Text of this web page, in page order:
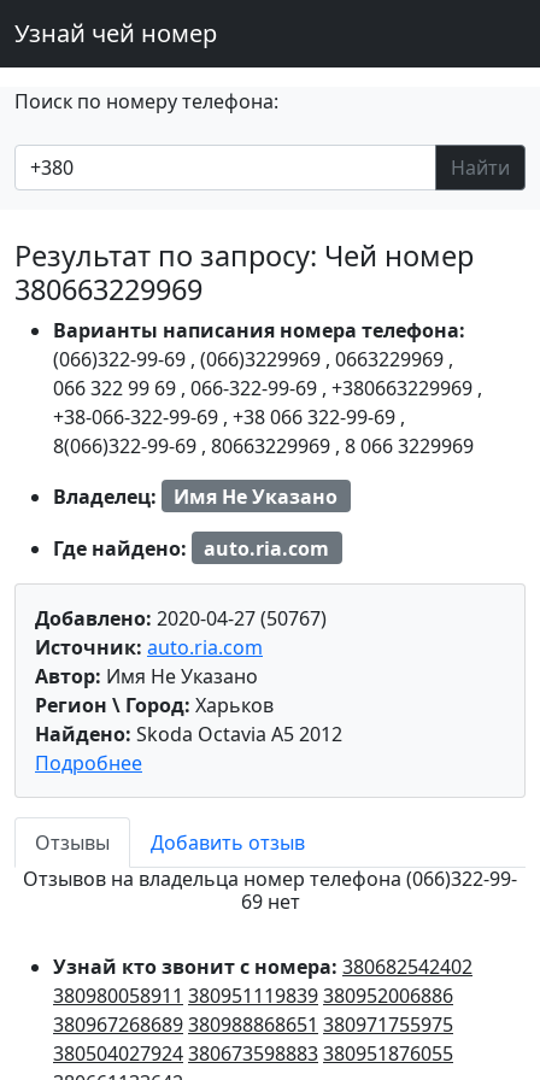
Узнай чей номер
Поиск по номеру телефона:
Найти
Результат по запросу: Чей номер
380663229969
Варианты написания номера телефона:
(066)322-99-69 , (066)3229969 , 0663229969 ,
066 322 99 69 , 066-322-99-69 , +380663229969 ,
+38-066-322-99-69 , +38 066 322-99-69 ,
8(066)322-99-69 , 80663229969 , 8 066 3229969
Владелец:
Имя Не Указано
Где найдено:
auto.ria.com
Добавлено: 2020-04-27 (50767)
Источник: auto.ria.com
Автор: Имя Не Указано
Регион \ Город: Харьков
Найдено: Skoda Octavia A5 2012
Подробнее
Отзывы
Добавить отзыв
Отзывов на владельца номер телефона (066)322-99-
69 нет
Узнай кто звонит с номера: 380682542402
380980058911 380951119839380952006886
380967268689380988868651 380971755975
380504027924380673598883380951876055